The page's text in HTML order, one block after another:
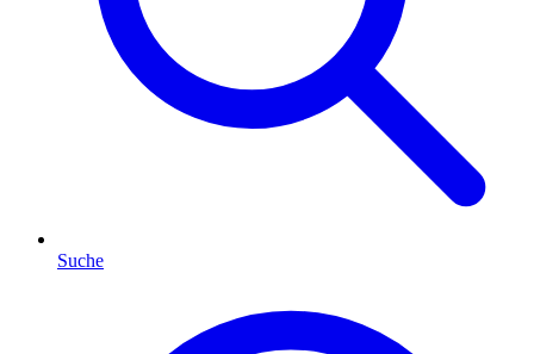
Suche